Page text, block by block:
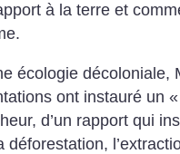
à la terre et
écologie décoloniale,
ont instauré un «
d’un rapport qui
déforestation,